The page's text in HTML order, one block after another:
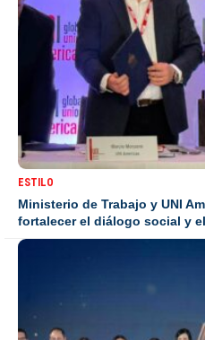
ESTILO
Ministerio de Trabajo y UNI
fortalecer el diálogo social y